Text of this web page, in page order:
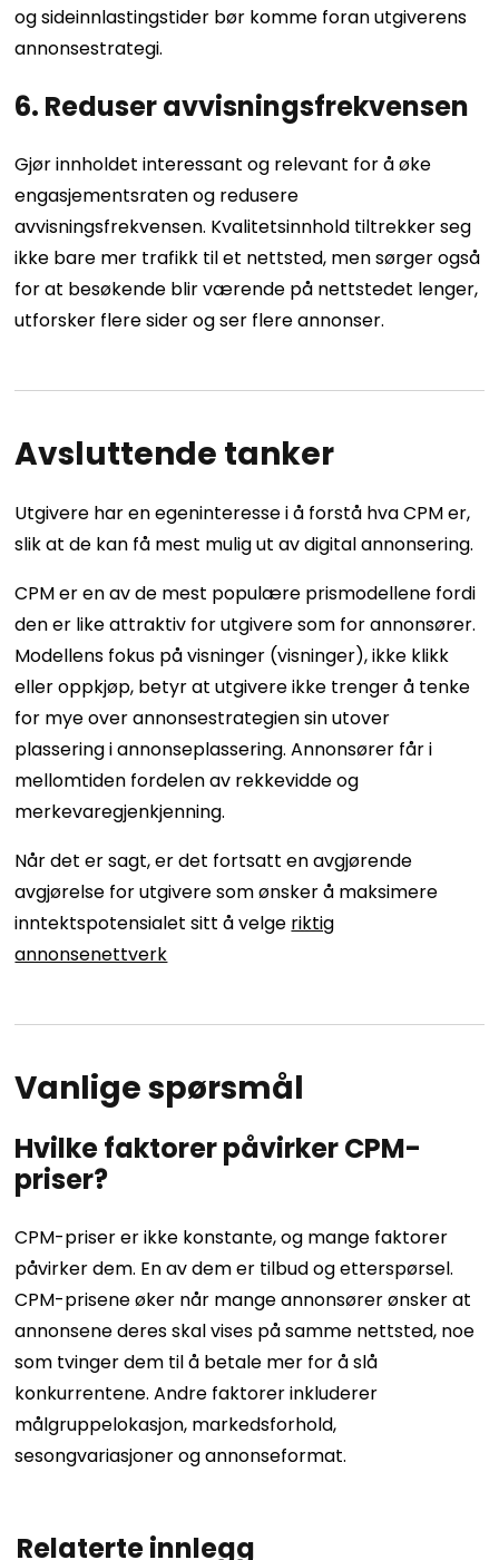
og sideinnlastingstider bør komme foran utgiverens
annonsestrategi.
6. Reduser avvisningsfrekvensen
Gjør innholdet interessant og relevant for å øke
engasjementsraten og redusere
avvisningsfrekvensen. Kvalitetsinnhold tiltrekker seg
ikke bare mer trafikk til et nettsted, men sørger også
for at besøkende blir værende på nettstedet lenger,
utforsker flere sider og ser flere annonser.
Avsluttende tanker
Utgivere har en egeninteresse i å forstå hva CPM er,
slik at de kan få mest mulig ut av digital annonsering.
CPM er en av de mest populære prismodellene fordi
den er like attraktiv for utgivere som for annonsører.
Modellens fokus på visninger (visninger), ikke klikk
eller oppkjøp, betyr at utgivere ikke trenger å tenke
for mye over annonsestrategien sin utover
plassering i annonseplassering. Annonsører får i
mellomtiden fordelen av rekkevidde og
merkevaregjenkjenning.
Når det er sagt, er det fortsatt en avgjørende
avgjørelse for utgivere som ønsker å maksimere
inntektspotensialet sitt å velge riktig
annonsenettverk
Vanlige spørsmål
Hvilke faktorer påvirker CPM-
priser?
CPM-priser er ikke konstante, og mange faktorer
påvirker dem. En av dem er tilbud og etterspørsel.
CPM-prisene øker når mange annonsører ønsker at
annonsene deres skal vises på samme nettsted, noe
som tvinger dem til å betale mer for å slå
konkurrentene. Andre faktorer inkluderer
målgruppelokasjon, markedsforhold,
sesongvariasjoner og annonseformat.
Relaterte innlegg